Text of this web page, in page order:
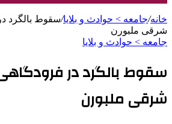
خانه/جامعه > حوادث و بلایا/سقوط بالگرد
شرقی ملبورن
جامعه > حوادث و بلایا
سقوط بالگرد در
شرقی ملبورن